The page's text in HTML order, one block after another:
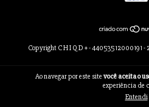
Ao navegar por este site você aceita o
experiência de
Entendi
Copyright C H I Q D + - 44053512000191